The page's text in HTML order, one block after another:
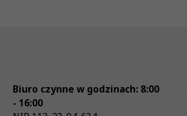
Biuro czynne w godzinach: 8:00
- 16:00